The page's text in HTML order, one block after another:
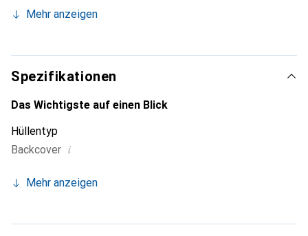
unverzichtbaren Accessoire für Ihr Smartphone.
die Marke Noreve eine sichere Wahl für eine
anspruchsvolle Kundschaft.
Mehr anzeigen
Spezifikationen
Das Wichtigste auf einen Blick
Hüllentyp
Backcover i
Mehr anzeigen